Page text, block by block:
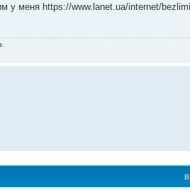
у меня https://www.lanet.ua/internet/